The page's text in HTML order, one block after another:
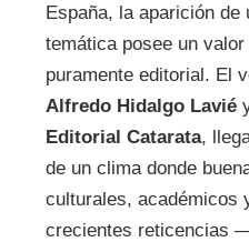
España, la aparición de
temática posee un
puramente editorial. El
Alfredo Hidalgo Lavié
Editorial Catarata,
de un clima donde
culturales, académicos
crecientes reticencias